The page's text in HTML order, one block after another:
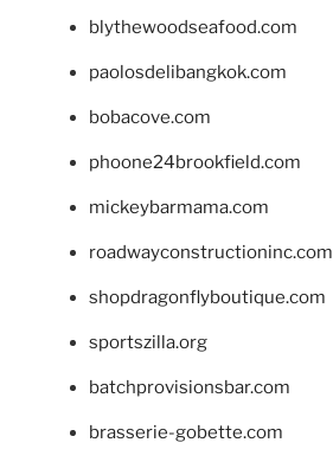
blythewoodseafood.com
paolosdelibangkok.com
bobacove.com
phoone24brookfield.com
mickeybarmama.com
roadwayconstructioninc.com
shopdragonflyboutique.com
sportszilla.org
batchprovisionsbar.com
brasserie-gobette.com